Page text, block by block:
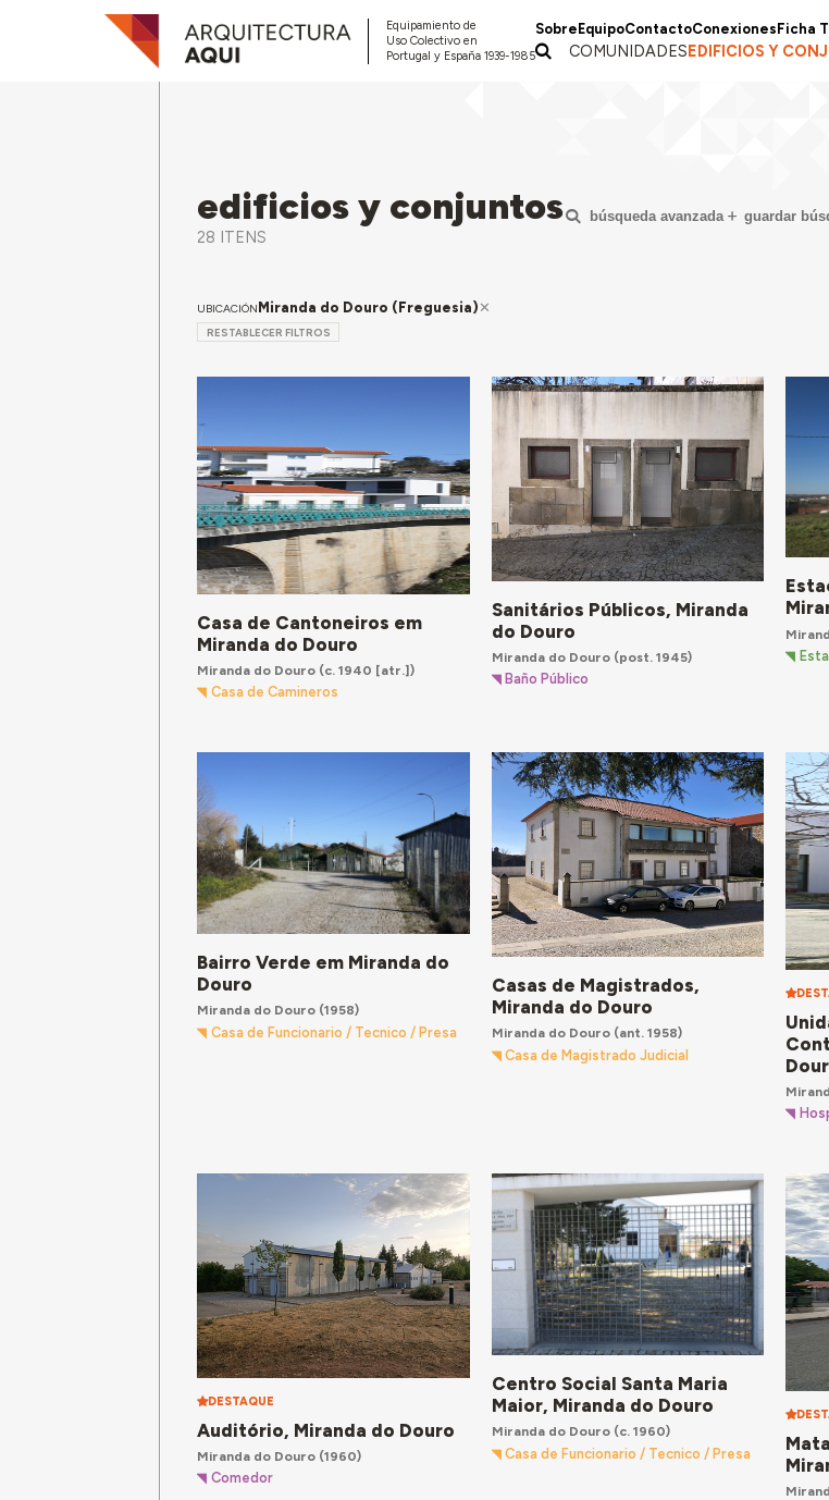
Equipamiento de
Uso Colectivo en
Portugal y España 1939-1985
Sobre EquipoContactoConexiones Ficha
COMUNIDADESEDIFICIOS Y
edificios y conjuntos
28 ITENS
búsqueda avanzada guardar
UBICACIÓN Miranda do Douro (Freguesia)
RESTABLECER FILTROS
Casa de Cantoneiros em
Miranda do Douro
Miranda do Douro (c. 1940 [atr.])
Casa de Camineros
Sanitários Públicos, Miranda
do Douro
Miranda do Douro(post. 1945)
Baño Público
Bairro Verde em Miranda do
Douro
Miranda do Douro (1958)
Casa de Funcionario / Tecnico / Presa
Casas de Magistrados,
Miranda do Douro
Miranda do Douro(ant. 1958)
Casa de Magistrado Judicial
DESTAQUE
Auditório, Miranda do Douro
Miranda do Douro (1960)
Comedor
Centro Social Santa Maria
Maior, Miranda do Douro
Miranda do Douro(c. 1960)
Casa de Funcionario / Tecnico / Presa